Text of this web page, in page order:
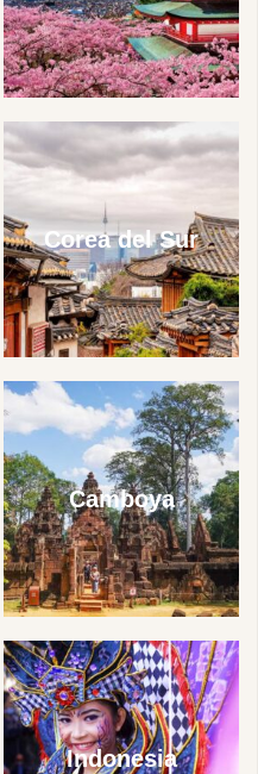
Corea del Sur
Camboya
Indonesia